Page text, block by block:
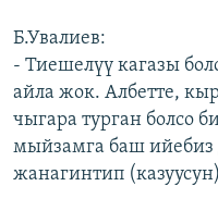
Б.Увалиев:
- Тиешелүү кагазы
айла жок. Албетте,
чыгара турган болсо
мыйзамга баш ийебиз
жанагинтип